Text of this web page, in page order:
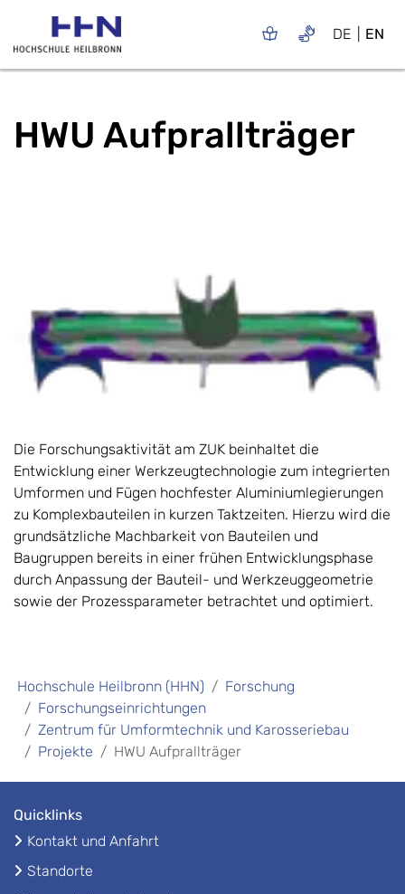
DE EN
HWU Aufprallträger
Die Forschungsaktivität am ZUK beinhaltet die
Entwicklung einer Werkzeugtechnologie zum integrierten
Umformen und Fügen hochfester Aluminiumlegierungen
zu Komplexbauteilen in kurzen Taktzeiten. Hierzu wird die
grundsätzliche Machbarkeit von Bauteilen und
Baugruppen bereits in einer frühen Entwicklungsphase
durch Anpassung der Bauteil- und Werkzeuggeometrie
sowie der Prozessparameter betrachtet und optimiert.
Hochschule Heilbronn (HHN)
Forschung
Forschungseinrichtungen
Zentrum für Umformtechnik und Karosseriebau
Projekte
HWU Aufprallträger
Quicklinks
Kontakt und Anfahrt
Standorte